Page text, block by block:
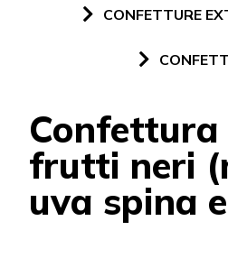
CONFETTURE
frutti neri
uva spina